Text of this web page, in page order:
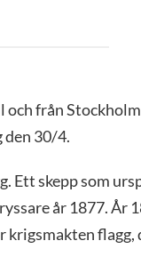
från
den 30/4.
Ett skepp som
år 1877. År
krigsmakten flagg,